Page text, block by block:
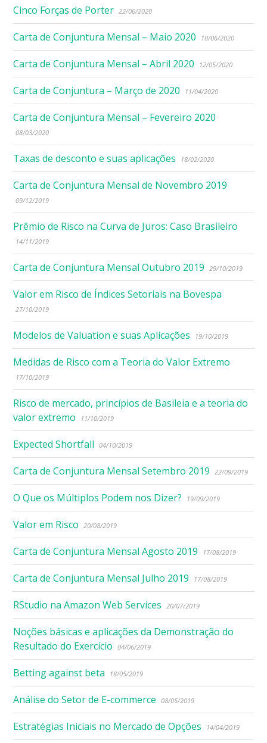
Cinco Forças de Porter 22/06/2020
Carta de Conjuntura Mensal – Maio 2020 10/06/2020
Carta de Conjuntura Mensal – Abril 2020 12/05/2020
Carta de Conjuntura – Março de 2020 11/04/2020
Carta de Conjuntura Mensal – Fevereiro 2020
08/03/2020
Taxas de desconto e suas aplicações 18/02/2020
Carta de Conjuntura Mensal de Novembro 2019
09/12/2019
Prêmio de Risco na Curva de Juros: Caso Brasileiro
14/11/2019
Carta de Conjuntura Mensal Outubro 2019 29/10/2019
Valor em Risco de Índices Setoriais na Bovespa
27/10/2019
Modelos de Valuation e suas Aplicações 19/10/2019
Medidas de Risco com a Teoria do Valor Extremo
17/10/2019
Risco de mercado, princípios de Basileia e a teoria do
valor extremo
11/10/2019
Expected Shortfall 04/10/2019
Carta de Conjuntura Mensal Setembro 2019 22/09/2019
O Que os Múltiplos Podem nos Dizer? 19/09/2019
Valor em Risco 20/08/2019
Carta de Conjuntura Mensal Agosto 2019 17/08/2019
Carta de Conjuntura Mensal Julho 2019 17/08/2019
RStudio na Amazon Web Services 20/07/2019
Noções básicas e aplicações da Demonstração do
Resultado do Exercício
04/06/2019
Betting against beta 18/05/2019
Análise do Setor de E-commerce 08/05/2019
Estratégias Iniciais no Mercado de Opções 14/04/2019